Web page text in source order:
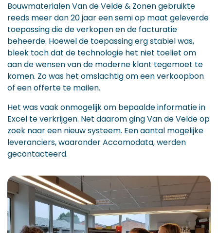
Bouwmaterialen Van de Velde & Zonen gebruikte
reeds meer dan 20 jaar een semi op maat geleverde
toepassing die de verkopen en de facturatie
beheerde. Hoewel de toepassing erg stabiel was,
bleek toch dat de technologie het niet toeliet om
aan de wensen van de moderne klant tegemoet te
komen. Zo was het omslachtig om een verkoopbon
of een offerte te mailen.
Het was vaak onmogelijk om bepaalde informatie in
Excel te verkrijgen. Net daarom ging Van de Velde op
zoek naar een nieuw systeem. Een aantal mogelijke
leveranciers, waaronder Accomodata, werden
gecontacteerd.